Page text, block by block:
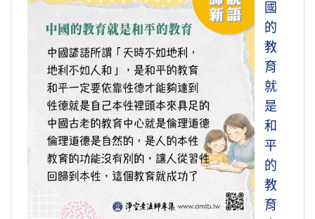
國
的
教
育
就
是
和
平
的
教
育